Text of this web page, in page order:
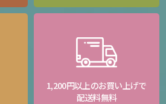
1,200円以上のお買い上げで
配送料無料